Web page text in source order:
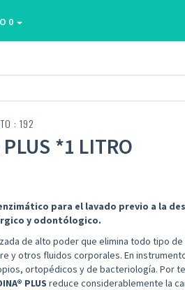
0
: 192
*1 LITRO
para el lavado previo a la
y odontólogico.
de alto poder que elimina todo tipo
y otros fluidos corporales. En
ortopédicos y de bacteriología. Por
PLUS reduce considerablemente la